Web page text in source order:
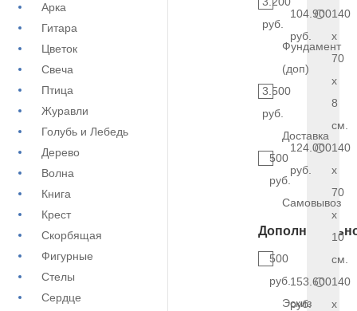
Арка
Гитара
Цветок
Свеча
Птица
Журавли
Голубь и Лебедь
Дерево
Волна
Книга
Крест
Скорбящая
Фигурные
Стелы
Сердце
руб.
Фундамент
(доп)
3.500
руб.
Доставка
500
руб.
Самовывоз
500
руб.
Эскиз
104.900
руб.
140
x
70
x
8
см.
124.000
руб.
140
x
70
x
10
см.
153.600
руб.
140
x